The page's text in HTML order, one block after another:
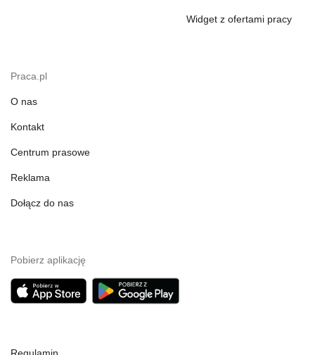
Widget z ofertami pracy
Praca.pl
O nas
Kontakt
Centrum prasowe
Reklama
Dołącz do nas
Pobierz aplikację